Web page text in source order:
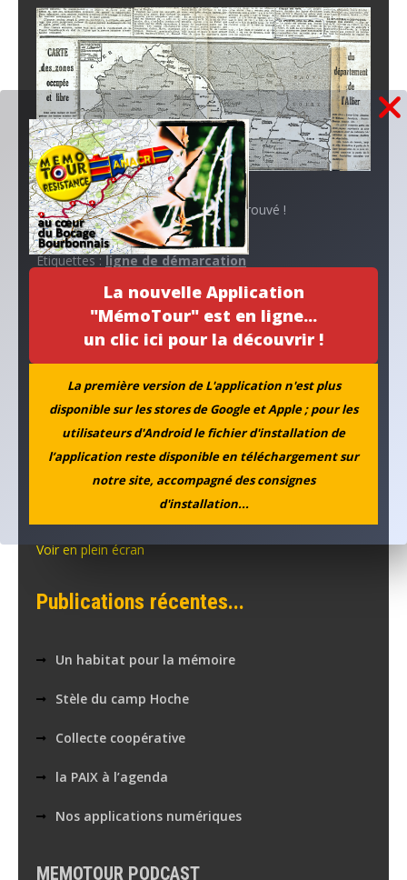
La nouvelle Application
"MémoTour" est en ligne...
un clic ici pour la découvrir !
La première version de L'application n'est plus
disponible sur les stores de Google et Apple ; pour les
utilisateurs d'Android le fichier d'installation de
l’application reste disponible en téléchargement sur
notre site, accompagné des consignes
d'installation...
Erreur :Formulaire de contact non trouvé !
Étiquettes :ligne de démarcation
Navigation
l’article
Effectifs 2019 par Comité local Le rationnement
Au fil de l'actu...
Voir en plein écran
Publications récentes...
Un habitat pour la mémoire
Stèle du camp Hoche
Collecte coopérative
la PAIX à l’agenda
Nos applications numériques
MEMOTOUR PODCAST